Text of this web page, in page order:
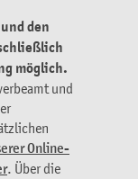
den
möglich.
und
Online-
. Über die